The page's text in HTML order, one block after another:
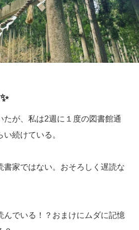
たが、私は2週に１度の図書館通
続けている。
書家ではない。おそろしく遅読な
んでいる！？おまけにムダに記憶